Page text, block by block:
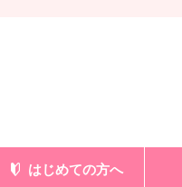
はじめての方へ